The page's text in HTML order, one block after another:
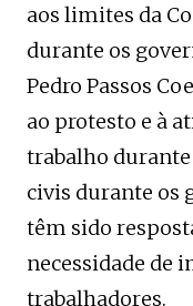
aos limites da
durante os
Pedro Passos
ao protesto e à
trabalho
civis durante os
têm sido
necessidade de
trabalhadores.